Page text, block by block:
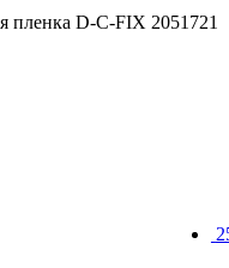
пленка D-C-FIX 2051721